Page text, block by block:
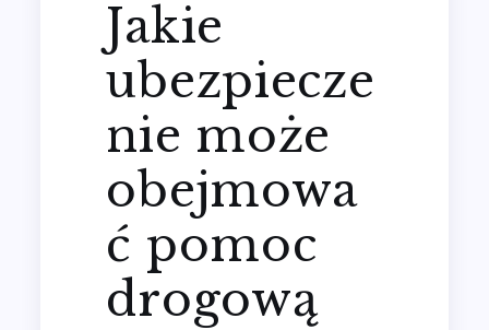
Jakie
ubezpiecze
nie może
obejmowa
ć pomoc
drogową